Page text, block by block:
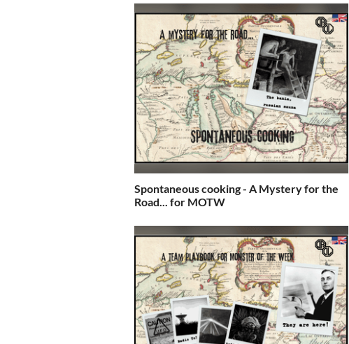
Spontaneous cooking - A Mystery for the
Road... for MOTW